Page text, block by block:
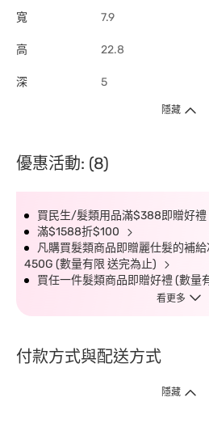
寬 7.9
高 22.8
深 5
隱藏
優惠活動: (8)
買民生/髮類用品滿$388即贈好禮
滿$1588折$100
凡購買髮類商品即贈麗仕髮的補
450G (數量有限 送完為止)
買任一件髮類商品即贈好禮 (數量
看更多
付款方式與配送方式
隱藏